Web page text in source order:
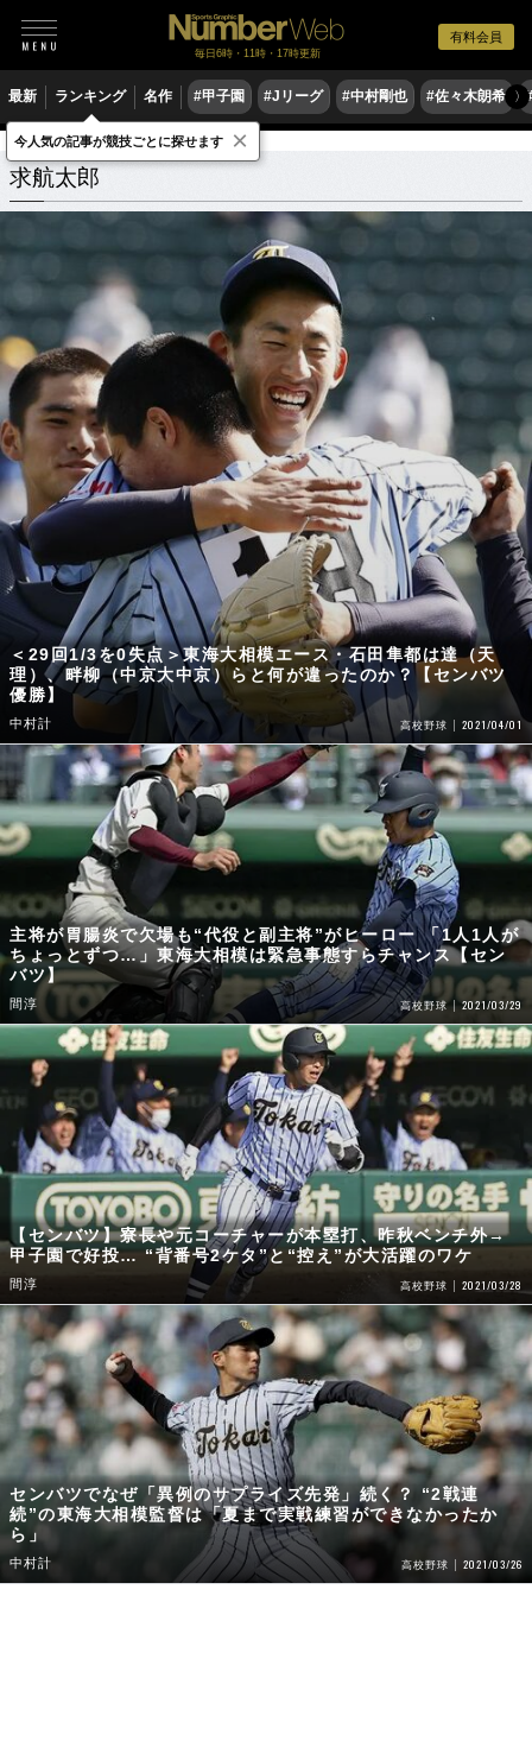
有料会員
毎日6時・11時・17時更新
最新 ランキング 名作 #甲子園 #Jリーグ #中村剛也 #佐々木朗希 〉
求航太郎 関連記事
求航太郎
＜29回1/3を0失点＞東海大相模エース・石田隼都は達（天
理）、畔柳（中京大中京）らと何が違ったのか？【センバツ
優勝】
中村計 高校野球 2021/04/01
主将が胃腸炎で欠場も“代役と副主将”がヒーロー 「1人1人が
ちょっとずつ…」東海大相模は緊急事態すらチャンス【セン
バツ】
間淳 高校野球 2021/03/29
【センバツ】寮長や元コーチャーが本塁打、昨秋ベンチ外→
甲子園で好投… “背番号2ケタ”と“控え”が大活躍のワケ
間淳 高校野球 2021/03/28
センバツでなぜ「異例のサプライズ先発」続く？ “2戦連
続”の東海大相模監督は「夏まで実戦練習ができなかったか
ら」
中村計 高校野球 2021/03/26
今人気の記事が競技ごとに探せます ×